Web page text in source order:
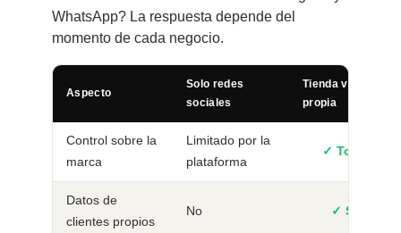
WhatsApp? La respuesta depende del
momento de cada negocio.
Aspecto
Solo redes
sociales
Tienda virtual
propia
Control sobre la
marca
Limitado por la
plataforma
✓ Total
Datos de
clientes propios
No ✓ Sí